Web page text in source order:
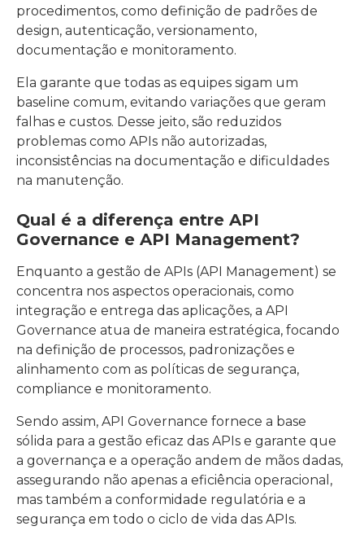
procedimentos, como definição de padrões de
design, autenticação, versionamento,
documentação e monitoramento.
Ela garante que todas as equipes sigam um
baseline comum, evitando variações que geram
falhas e custos. Desse jeito, são reduzidos
problemas como APIs não autorizadas,
inconsistências na documentação e dificuldades
na manutenção.
Qual é a diferença entre API
Governance e API Management?
Enquanto a gestão de APIs (API Management) se
concentra nos aspectos operacionais, como
integração e entrega das aplicações, a API
Governance atua de maneira estratégica, focando
na definição de processos, padronizações e
alinhamento com as políticas de segurança,
compliance e monitoramento.
Sendo assim, API Governance fornece a base
sólida para a gestão eficaz das APIs e garante que
a governança e a operação andem de mãos dadas,
assegurando não apenas a eficiência operacional,
mas também a conformidade regulatória e a
segurança em todo o ciclo de vida das APIs.